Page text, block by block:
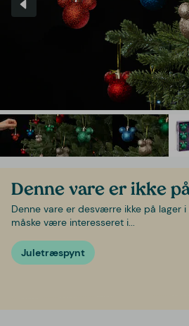
Denne vare er ikke
Denne vare er desværre ikke på lager
måske være interesseret i...
Juletræspynt